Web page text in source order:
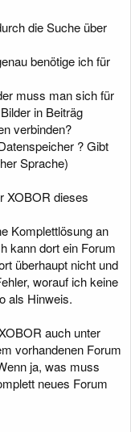
die Suche über
benötige ich für
muss man sich für
in Beiträg
verbinden?
? Gibt
Sprache)
XOBOR dieses
Komplettlösung an
kann dort ein Forum
überhaupt nicht und
worauf ich keine
als Hinweis.
auch unter
vorhandenen Forum
ja, was muss
neues Forum